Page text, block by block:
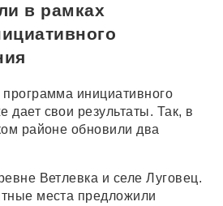
в рамках
инициативного
дает свои результаты. Так, в
районе обновили два
Ветлевка и селе Луговец.
места предложили